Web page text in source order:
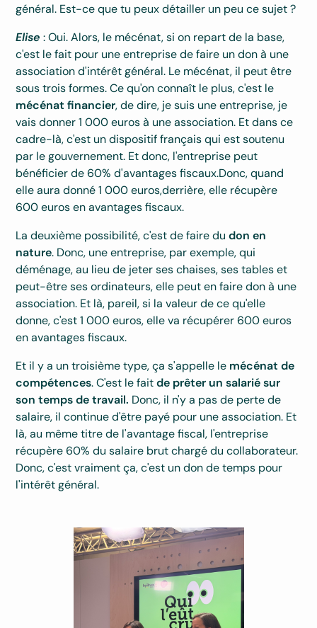
général. Est-ce que tu peux détailler un peu ce sujet ?
Elise : Oui. Alors, le mécénat, si on repart de la base,
c'est le fait pour une entreprise de faire un don à une
association d'intérêt général. Le mécénat, il peut être
sous trois formes. Ce qu'on connaît le plus, c'est le
mécénat financier, de dire, je suis une entreprise, je
vais donner 1 000 euros à une association. Et dans ce
cadre-là, c'est un dispositif français qui est soutenu
par le gouvernement. Et donc, l'entreprise peut
bénéficier de 60% d'avantages fiscaux.Donc, quand
elle aura donné 1 000 euros,derrière, elle récupère
600 euros en avantages fiscaux.
La deuxième possibilité, c'est de faire dudon en
nature. Donc, une entreprise, par exemple, qui
déménage, au lieu de jeter ses chaises, ses tables et
peut-être ses ordinateurs, elle peut en faire don à une
association. Et là, pareil, si la valeur de ce qu'elle
donne, c'est 1 000 euros, elle va récupérer 600 euros
en avantages fiscaux.
Et il y a un troisième type, ça s'appelle le mécénat de
compétences. C'est le faitde prêter un salarié sur
son temps de travail. Donc, il n'y a pas de perte de
salaire, il continue d'être payé pour une association. Et
là, au même titre de l'avantage fiscal, l'entreprise
récupère 60% du salaire brut chargé du collaborateur.
Donc, c'est vraiment ça, c'est un don de temps pour
l'intérêt général.